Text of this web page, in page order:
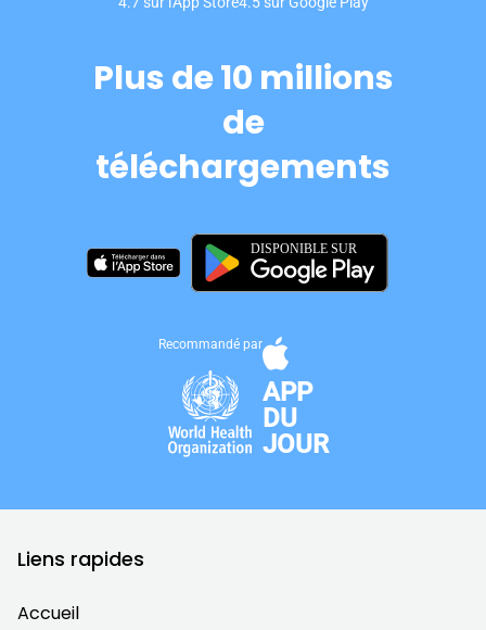
Plus de 10 millions
de
téléchargements
Recommandé par
APP
DU
JOUR
Liens rapides
Accueil